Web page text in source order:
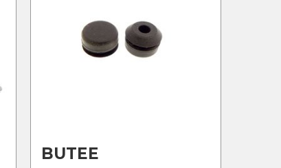
BUTEE